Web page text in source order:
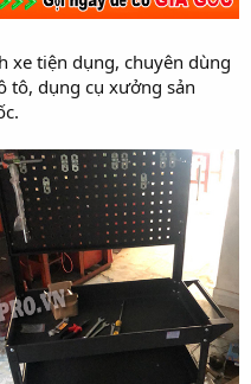
xe tiện dụng, chuyên dùng
tô, dụng cụ xưởng sản